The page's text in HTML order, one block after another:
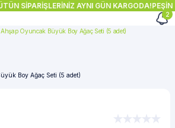
SİPARİŞLERİNİZ AYNI GÜN KARGODA!PEŞİN
2
Oyuncak Büyük Boy Ağaç Seti (5 adet)